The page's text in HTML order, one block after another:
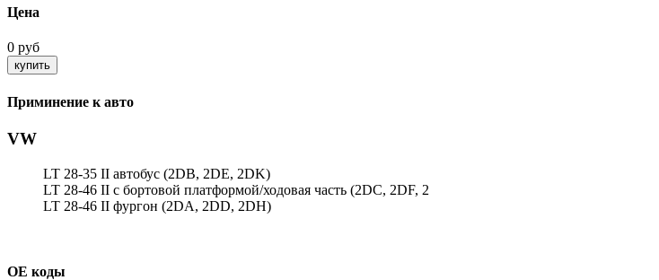
Цена
0 руб
Приминение к авто
VW
LT 28-35 II автобус (2DB, 2DE, 2DK)
LT 28-46 II c бортовой платформой/ходовая часть (2DC, 2DF, 2
LT 28-46 II фургон (2DA, 2DD, 2DH)
ОЕ коды